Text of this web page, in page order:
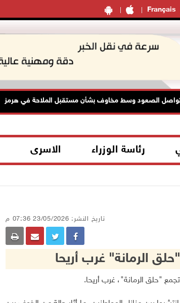
Français
الصعود وسط مخاوف بشأن مستقبل الملاحة في هرمز
رئاسة الوزراء الاسرى
تاريخ النشر: 23/05/2026 07:36 م
الرمانة" غرب أريحا
.